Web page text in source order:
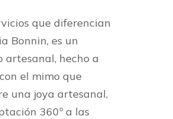
que diferencian
Bonnin, es un
artesanal, hecho a
el mimo que
una joya artesanal,
360º a las